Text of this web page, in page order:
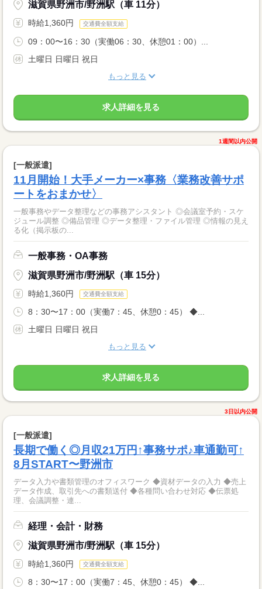
滋賀県野洲市/野洲駅（車 11分）
時給1,360円 交通費全額支給
09：00〜16：30（実働06：30、休憩01：00）...
土曜日 日曜日 祝日
もっと見る
求人詳細を見る
1週間以内公開
[一般派遣]
11月開始！大手メーカー×事務〈業務改善サポ
ートをおまかせ〉
一般事務やデータ整理などの事務アシスタント ◎会議室予約・スケ
ジュール調整 ◎備品管理 ◎データ整理・ファイル管理 ◎情報の見え
る化（掲示板の...
一般事務・OA事務
滋賀県野洲市/野洲駅（車 15分）
時給1,360円 交通費全額支給
8：30〜17：00（実働7：45、休憩0：45） ◆...
土曜日 日曜日 祝日
もっと見る
求人詳細を見る
3日以内公開
[一般派遣]
長期で働く◎月収21万円↑事務サポ♪車通勤可↑
8月START〜野洲市
データ入力や書類管理のオフィスワーク ◆資材データの入力 ◆売上
データ作成、取引先への書類送付 ◆各種問い合わせ対応 ◆伝票処
理、会議調整・連...
経理・会計・財務
滋賀県野洲市/野洲駅（車 15分）
時給1,360円 交通費全額支給
8：30〜17：00（実働7：45、休憩0：45） ◆...